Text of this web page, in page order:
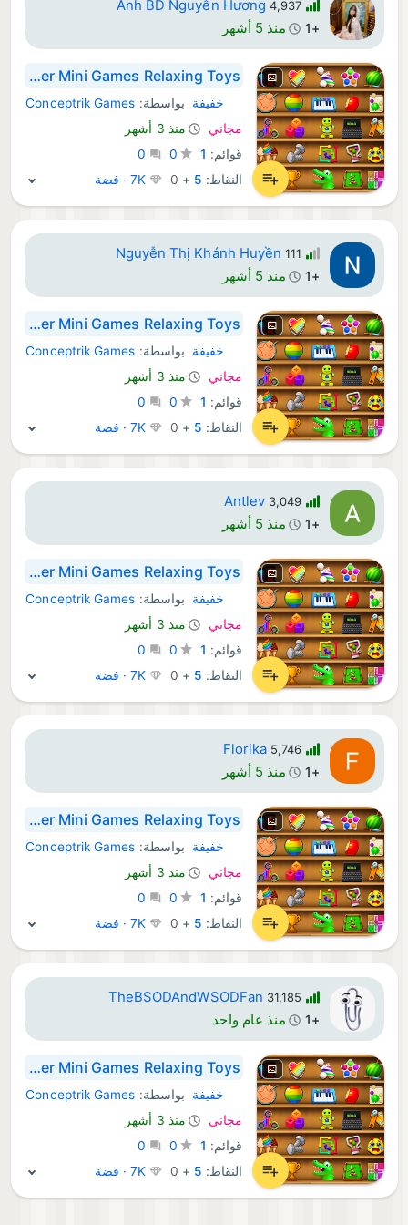
4,937
Anh BD Nguyễn Hương
+1 منذ 5 أشهر
Super Mini Games Relaxing Toys
Android ألعاب:
خفيفة بواسطة: Conceptrik Games
مجاني
منذ 3 أشهر
قوائم: 1
0
0
النقاط: 5
+
0
111
Nguyễn Thị Khánh Huyền
+1 منذ 5 أشهر
Super Mini Games Relaxing Toys
Android ألعاب:
خفيفة بواسطة: Conceptrik Games
مجاني
منذ 3 أشهر
قوائم: 1
0
0
النقاط: 5
+
0
3,049
Antlev
+1 منذ 5 أشهر
Super Mini Games Relaxing Toys
Android ألعاب:
خفيفة بواسطة: Conceptrik Games
مجاني
منذ 3 أشهر
قوائم: 1
0
0
النقاط: 5
+
0
5,746
Florika
+1 منذ 5 أشهر
Super Mini Games Relaxing Toys
Android ألعاب:
خفيفة بواسطة: Conceptrik Games
مجاني
منذ 3 أشهر
قوائم: 1
0
0
النقاط: 5
+
0
31,185
TheBSODAndWSODFan
+1 منذ عام واحد
Super Mini Games Relaxing Toys
Android ألعاب:
خفيفة بواسطة: Conceptrik Games
مجاني
منذ 3 أشهر
قوائم: 1
0
0
النقاط: 5
+
0